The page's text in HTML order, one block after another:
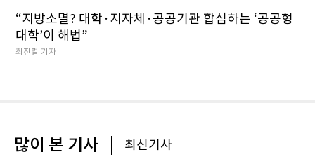
“지방소멸? 대학·지자체·공공기관 합심하는 ‘공공형
대학’이 해법”
최진렬 기자
많이 본 기사 최신기사